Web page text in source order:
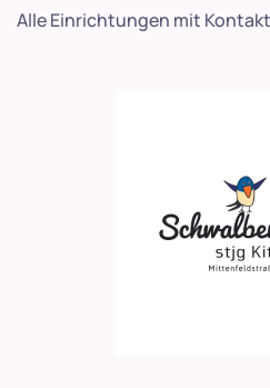
Alle Einrichtungen mit